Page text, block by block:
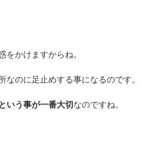
かけますからね。
のに足止めする事になるのです。
いう事が一番大切なのですね。